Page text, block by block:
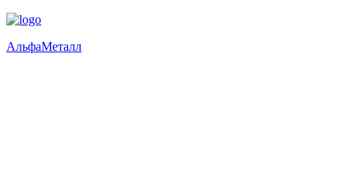
АльфаМеталл